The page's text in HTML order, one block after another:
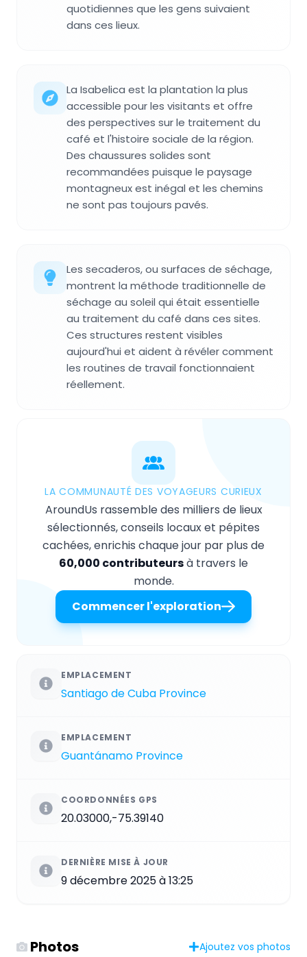
quotidiennes que les gens suivaient
dans ces lieux.
La Isabelica est la plantation la plus
accessible pour les visitants et offre
des perspectives sur le traitement du
café et l'histoire sociale de la région.
Des chaussures solides sont
recommandées puisque le paysage
montagneux est inégal et les chemins
ne sont pas toujours pavés.
Les secaderos, ou surfaces de séchage,
montrent la méthode traditionnelle de
séchage au soleil qui était essentielle
au traitement du café dans ces sites.
Ces structures restent visibles
aujourd'hui et aident à révéler comment
les routines de travail fonctionnaient
réellement.
LA COMMUNAUTÉ DES VOYAGEURS CURIEUX
AroundUs rassemble des milliers de lieux
sélectionnés, conseils locaux et pépites
cachées, enrichis chaque jour par plus de
60,000 contributeursà travers le
monde.
Commencer l'exploration
EMPLACEMENT
Santiago de Cuba Province
EMPLACEMENT
Guantánamo Province
COORDONNÉES GPS
20.03000,-75.39140
DERNIÈRE MISE À JOUR
9 décembre 2025 à 13:25
Photos Ajoutez vos photos